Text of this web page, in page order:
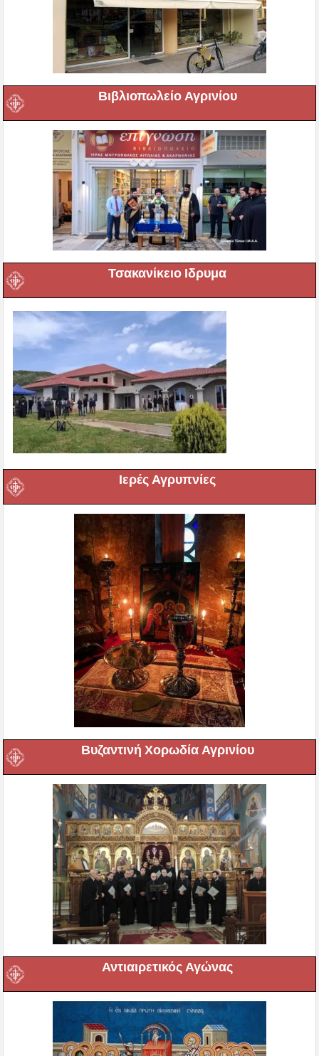
Βιβλιοπωλείο Αγρινίου
Τσακανίκειο Ιδρυμα
Ιερές Αγρυπνίες
Βυζαντινή Χορωδία Αγρινίου
Αντιαιρετικός Αγώνας